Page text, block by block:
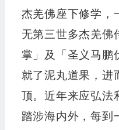
杰羌佛座下修学，
无第三世多杰羌佛
掌」及「圣义马鹏
就了泥丸道果，进
顶。近年来应弘法
踏涉海内外，每到